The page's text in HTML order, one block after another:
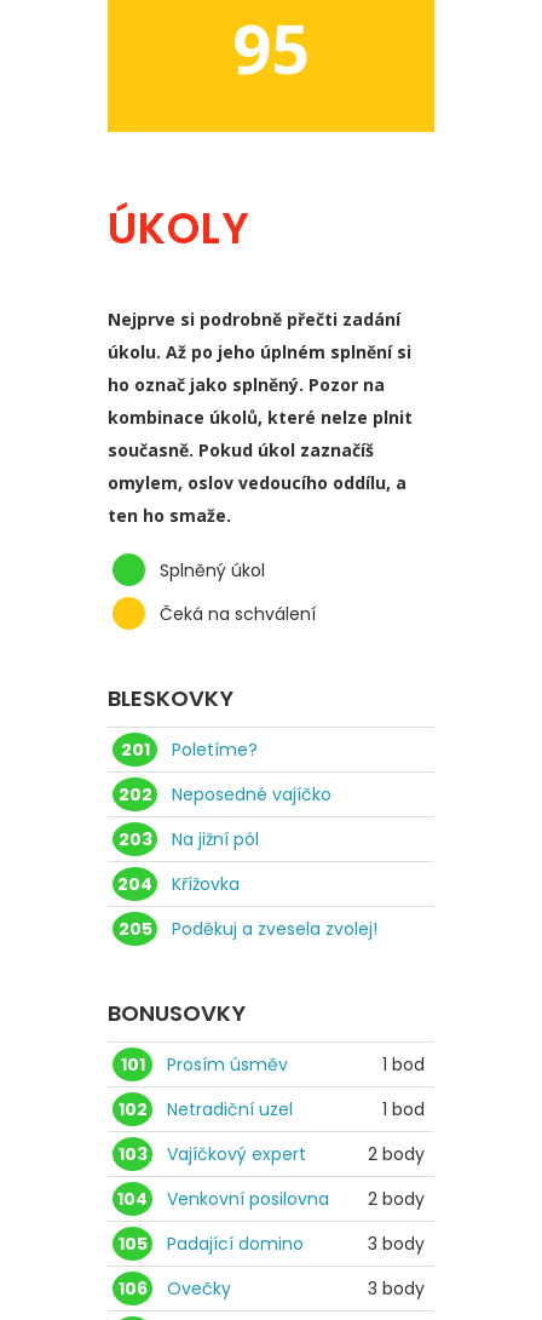
95
ÚKOLY
Nejprve si podrobně přečti zadání
úkolu. Až po jeho úplném splnění si
ho označ jako splněný. Pozor na
kombinace úkolů, které nelze plnit
současně. Pokud úkol zaznačíš
omylem, oslov vedoucího oddílu, a
ten ho smaže.
Splněný úkol
Čeká na schválení
BLESKOVKY
201
Poletíme?
202
Neposedné vajíčko
203
Na jižní pól
204
Křížovka
205
Poděkuj a zvesela zvolej!
BONUSOVKY
101 Prosím úsměv
1 bod
102
Netradiční uzel
1 bod
103
Vajíčkový expert
2 body
104
Venkovní posilovna
2 body
105
Padající domino
3 body
106
Ovečky
3 body